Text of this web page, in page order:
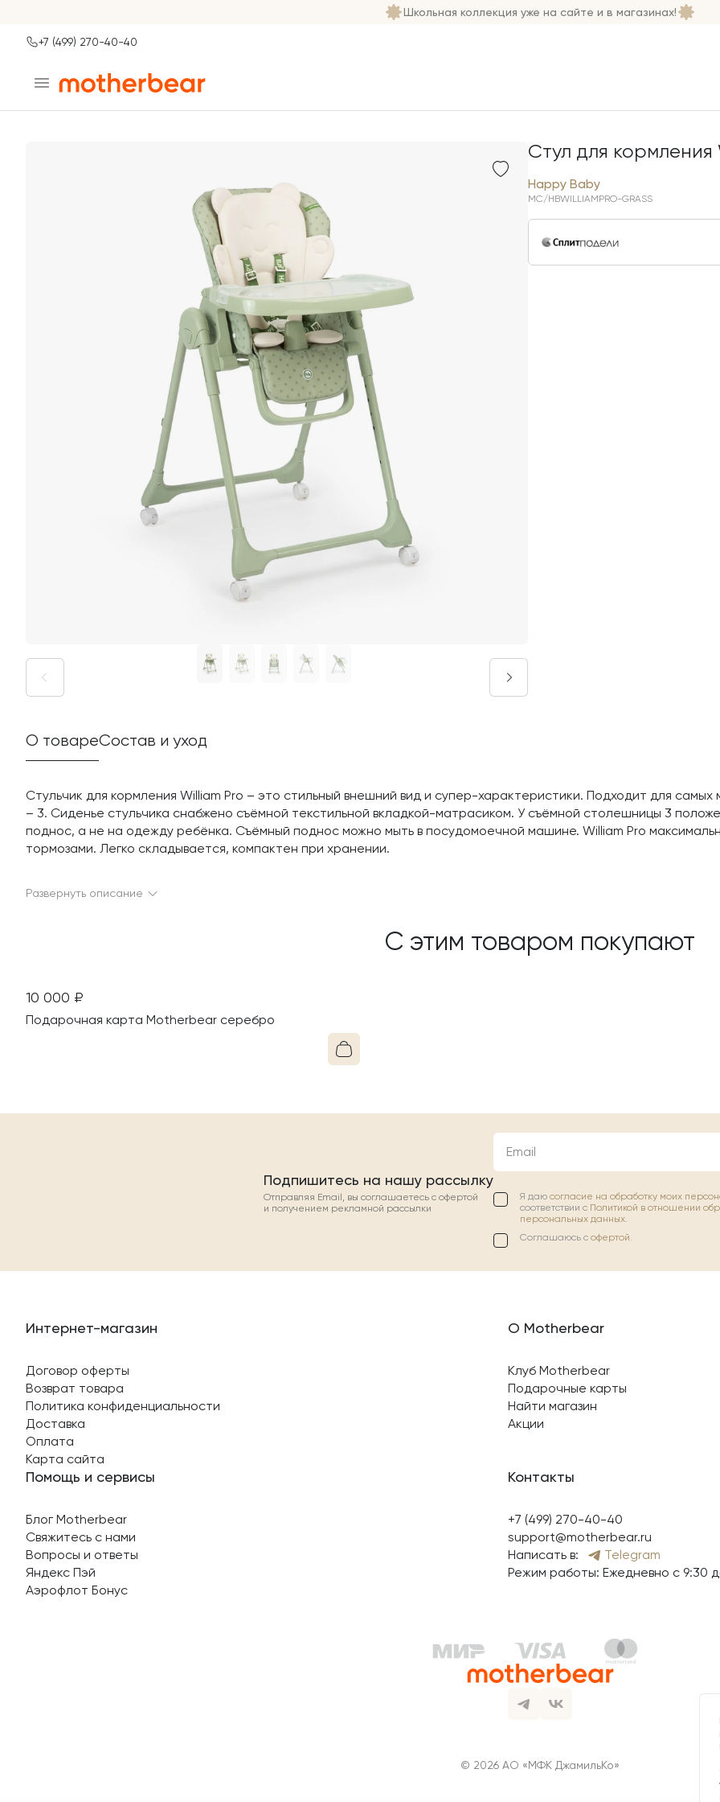
Школьная коллекция уже на сайте и в магазинах!
Ваш город
+7 (499) 270-40-40
Стул для кормления
Happy Baby
MC/HBWILLIAMPRO-GRASS
О товареСостав и уход
Стульчик для кормления William Pro – это стильный внешний вид и супер-характеристики. Подходит для
– 3. Сиденье стульчика снабжено съёмной текстильной вкладкой-матрасиком. У съёмной столешницы 3
поднос, а не на одежду ребёнка. Съёмный поднос можно мыть в посудомоечной машине. William Pro
тормозами. Легко складывается, компактен при хранении.
Развернуть описание
С этим товаром покупают
10 000 ₽
Подарочная карта Motherbear серебро
Подпишитесь на нашу рассылку
Отправляя Email, вы соглашаетесь с офертой
и получением рекламной рассылки
Email
Я даю согласие на обработку моих
соответствии с Политикой в отношении
персональных данных.
Соглашаюсь с офертой.
Интернет-магазин
Договор оферты
Возврат товара
Политика конфиденциальности
Доставка
Оплата
Карта сайта
О Motherbear
Клуб Motherbear
Подарочные карты
Найти магазин
Акции
Помощь и сервисы
Блог Motherbear
Свяжитесь с нами
Вопросы и ответы
Яндекс Пэй
Аэрофлот Бонус
Контакты
+7 (499) 270-40-40
support@motherbear.ru
Написать в:
Telegram
Режим работы: Ежедневно с 9:30
© 2026 АО «МФК ДжамильКо»